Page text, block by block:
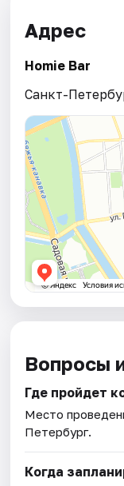
Адрес
Homie Bar
Санкт-
Вопросы
Где пройдет
Место
Петербург.
Когда